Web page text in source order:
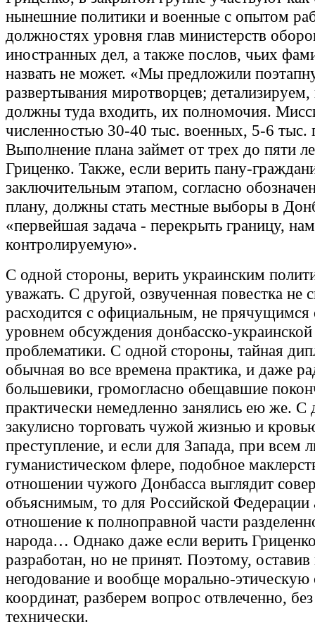
нынешние политики и военные с опытом
должностях уровня глав министерств
иностранных дел, а также послов, чьих
назвать не может. «Мы предложили
развертывания миротворцев; детализируем,
должны туда входить, их полномочия.
численностью 30-40 тыс. военных, 5-6 тыс.
Выполнение плана займет от трех до пяти
Гриценко. Также, если верить пану-
заключительным этапом, согласно
плану, должны стать местные выборы в
«первейшая задача - перекрыть границу,
контролируемую».
С одной стороны, верить украинским
уважать. С другой, озвученная повестка не
расходится с официальным, не прячущимся
уровнем обсуждения донбасско-украинской
проблематики. С одной стороны, тайная
обычная во все времена практика, и даже
большевики, громогласно обещавшие
практически немедленно занялись ею же. С
закулисно торговать чужой жизнью и
преступление, и если для Запада, при всем
гуманистическом флере, подобное
отношении чужого Донбасса выглядит
объяснимым, то для Российской Федерации
отношение к полноправной части
народа… Однако даже если верить
разработан, но не принят. Поэтому, оставив
негодование и вообще морально-этическую
координат, разберем вопрос отвлеченно,
технически.